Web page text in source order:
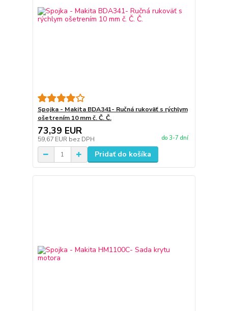
Spojka - Makita BDA341- Ručná rukoväť s rýchlym
ošetrením 10 mm č. Č. Č.
73,39 EUR
59,67 EUR bez DPH do 3-7 dní
Pridať do košíka